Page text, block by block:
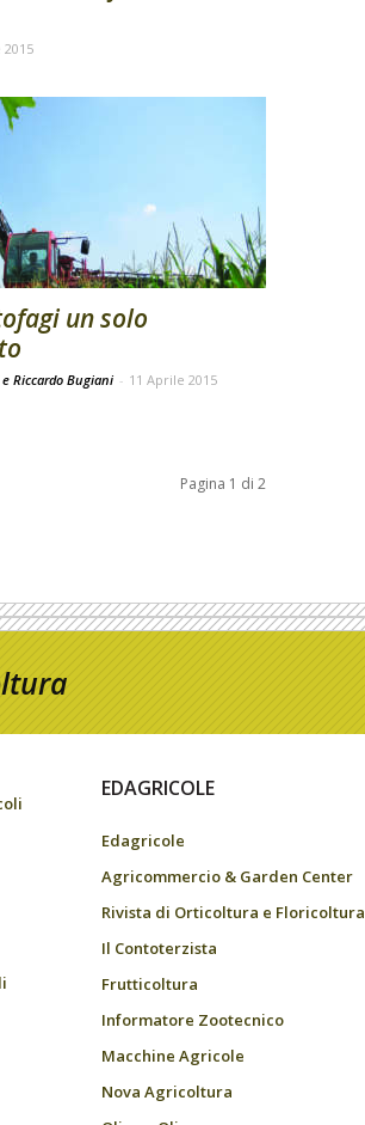
un solo
Riccardo Bugiani - 11 Aprile 2015
Pagina 1 di 2
EDAGRICOLE
Edagricole
Agricommercio & Garden Center
Rivista di Orticoltura e Floricoltura
Il Contoterzista
Frutticoltura
Informatore Zootecnico
Macchine Agricole
Nova Agricoltura